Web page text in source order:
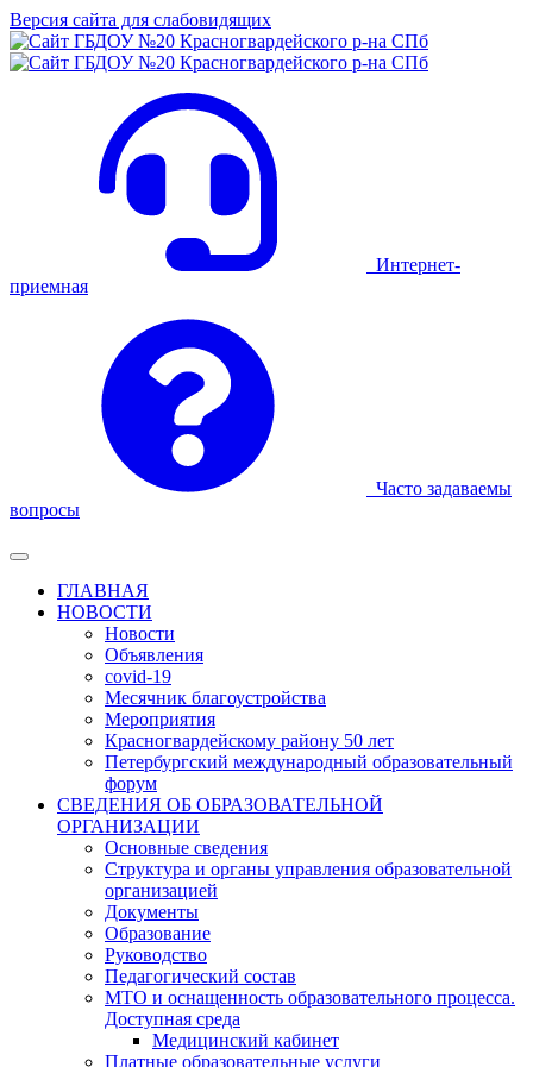
Версия сайта для слабовидящих
Интернет-
приемная
Часто задаваемы
вопросы
ГЛАВНАЯ
НОВОСТИ
Новости
Объявления
covid-19
Месячник благоустройства
Мероприятия
Красногвардейскому району 50 лет
Петербургский международный образовательный
форум
СВЕДЕНИЯ ОБ ОБРАЗОВАТЕЛЬНОЙ
ОРГАНИЗАЦИИ
Основные сведения
Структура и органы управления образовательной
организацией
Документы
Образование
Руководство
Педагогический состав
МТО и оснащенность образовательного процесса.
Доступная среда
Медицинский кабинет
Платные образовательные услуги